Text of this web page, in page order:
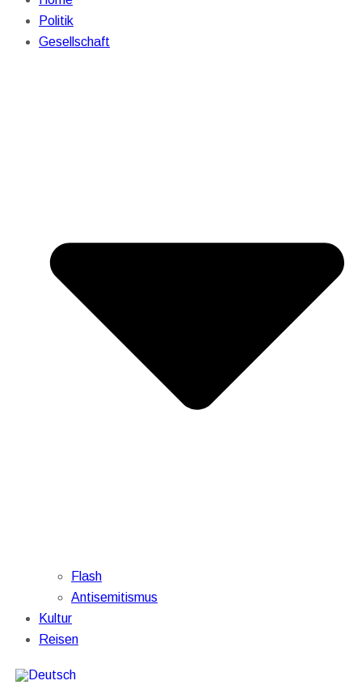
Politik
Gesellschaft
Flash
Antisemitismus
Kultur
Reisen